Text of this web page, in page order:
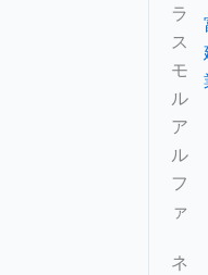
ラ
ス
モ
ル
ア
ル
フ
ァ
ネ